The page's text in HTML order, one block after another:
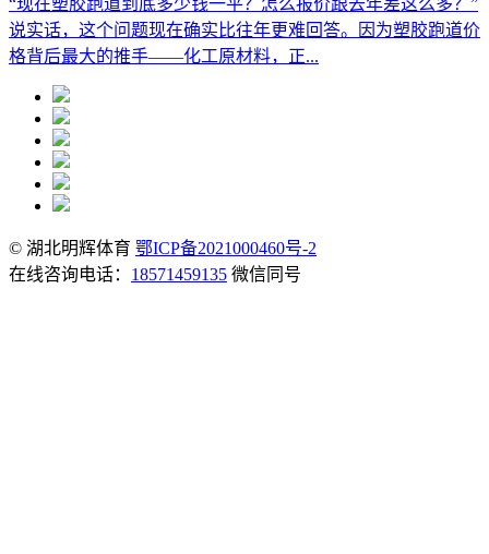
“现在塑胶跑道到底多少钱一平？怎么报价跟去年差这么多？”
说实话，这个问题现在确实比往年更难回答。因为塑胶跑道价
格背后最大的推手——化工原材料，正...
© 湖北明辉体育 鄂ICP备2021000460号-2
在线咨询电话： 18571459135 微信同号